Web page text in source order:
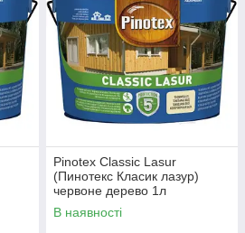
Pinotex Classic Lasur
(Пинотекс Класик лазур)
червоне дерево 1л
В наявності